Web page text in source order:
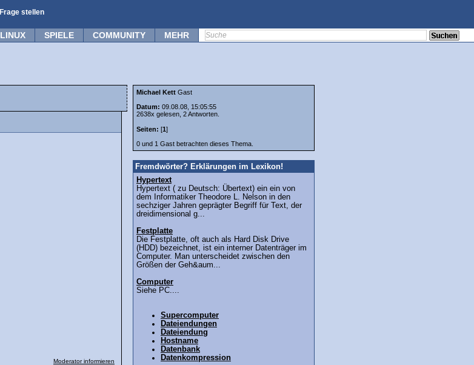
Frage stellen
LINUX SPIELE COMMUNITY MEHR
Moderator informieren
Michael Kett Gast
Datum: 09.08.08, 15:05:55
2638x gelesen, 2 Antworten.
Seiten: [1]
0 und 1 Gast betrachten dieses Thema.
Fremdwörter? Erklärungen im Lexikon!
Hypertext
Hypertext ( zu Deutsch: Übertext) ein ein von
dem Informatiker Theodore L. Nelson in den
sechziger Jahren geprägter Begriff für Text, der
dreidimensional g...
Festplatte
Die Festplatte, oft auch als Hard Disk Drive
(HDD) bezeichnet, ist ein interner Datenträger im
Computer. Man unterscheidet zwischen den
Größen der Geh&aum...
Computer
Siehe PC....
Supercomputer
Dateiendungen
Dateiendung
Hostname
Datenbank
Datenkompression